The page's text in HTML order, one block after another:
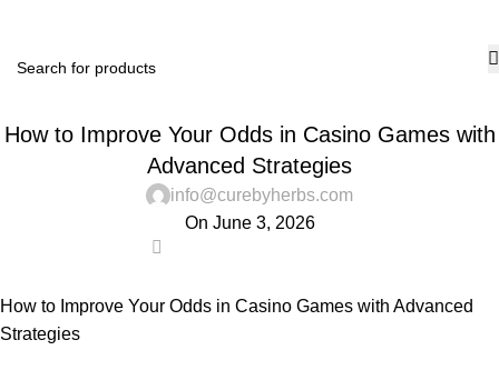
How to Improve Your Odds in Casino Games with
Advanced Strategies
info@curebyherbs.com
On June 3, 2026
How to Improve Your Odds in Casino Games with Advanced
Strategies